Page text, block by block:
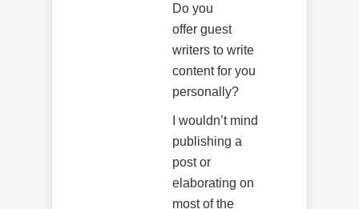
Do you
offer guest
writers to write
content for you
personally?
I wouldn’t mind
publishing a
post or
elaborating on
most of the